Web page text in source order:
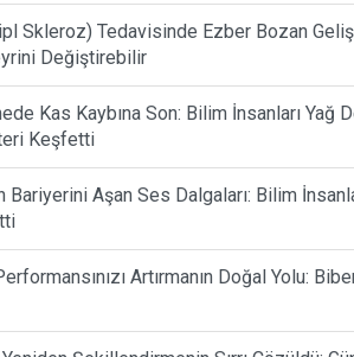
Skleroz) Tedavisinde Ezber Bozan
Değiştirebilir
Kas Kaybına Son: Bilim İnsanları Yağ
Keşfetti
Bariyerini Aşan Ses Dalgaları: Bilim
Artırmanın Doğal Yolu: